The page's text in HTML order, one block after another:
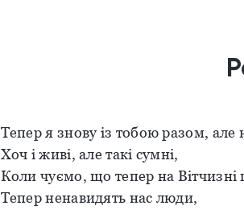
Тепер я знову із тобою разом, але
Хоч і живі, але такі сумні,
Коли чуємо, що тепер на Вітчизні
Тепер ненавидять нас люди,